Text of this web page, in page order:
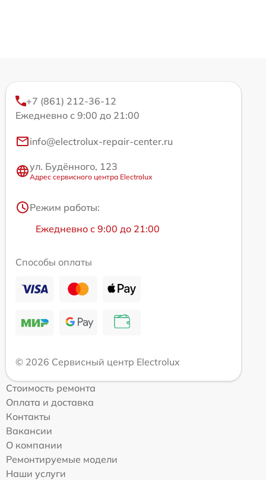
+7 (861) 212-36-12
Ежедневно с 9:00 до 21:00
info@electrolux-repair-center.ru
ул. Будённого, 123
Адрес сервисного центра Electrolux
Режим работы:
Ежедневно с 9:00 до 21:00
Способы оплаты
© 2026 Сервисный центр Electrolux
Стоимость ремонта
Оплата и доставка
Контакты
Вакансии
О компании
Ремонтируемые модели
Наши услуги